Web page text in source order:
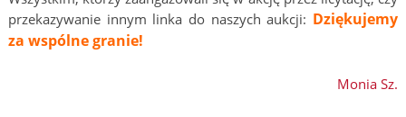
przekazywanie innym linka do naszych aukcji: Dziękujemy
za wspólne granie!
Monia Sz.